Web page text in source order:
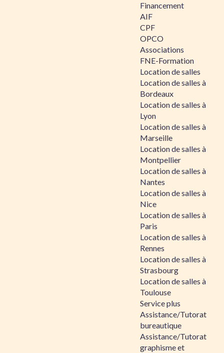
Financement
AIF
CPF
OPCO
Associations
FNE-Formation
Location de salles
Location de salles à
Bordeaux
Location de salles à
Lyon
Location de salles à
Marseille
Location de salles à
Montpellier
Location de salles à
Nantes
Location de salles à
Nice
Location de salles à
Paris
Location de salles à
Rennes
Location de salles à
Strasbourg
Location de salles à
Toulouse
Service plus
Assistance/Tutorat
bureautique
Assistance/Tutorat
graphisme et